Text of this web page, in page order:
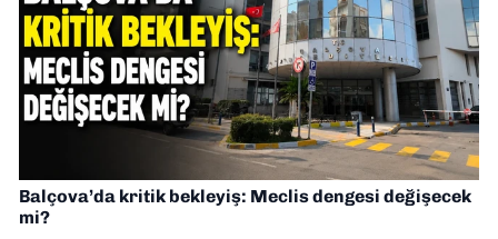
Balçova’da kritik bekleyiş: Meclis dengesi değişecek
mi?